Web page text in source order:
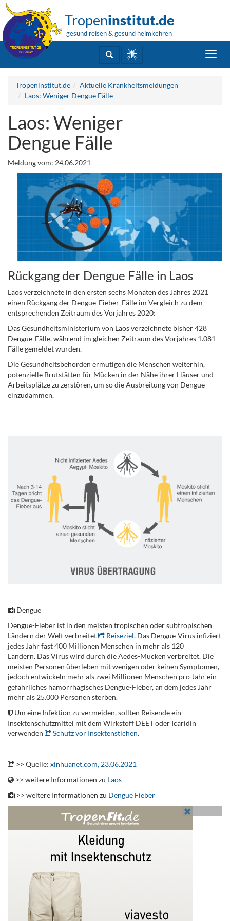
Tropeninstitut.de
gesund reisen & gesund heimkehren
Tropeninstitut.de
Aktuelle Krankheitsmeldungen
Laos: Weniger Dengue Fälle
Laos: Weniger
Dengue Fälle
Meldung vom: 24.06.2021
Rückgang der Dengue Fälle in Laos
Laos verzeichnete in den ersten sechs Monaten des Jahres 2021
einen Rückgang der Dengue-Fieber-Fälle im Vergleich zu dem
entsprechenden Zeitraum des Vorjahres 2020:
Das Gesundheitsministerium von Laos verzeichnete bisher 428
Dengue-Fälle, während im gleichen Zeitraum des Vorjahres 1.081
Fälle gemeldet wurden.
Die Gesundheitsbehörden ermutigen die Menschen weiterhin,
potenzielle Brutstätten für Mücken in der Nähe ihrer Häuser und
Arbeitsplätze zu zerstören, um so die Ausbreitung von Dengue
einzudämmen.
Dengue
Dengue-Fieber ist in den meisten tropischen oder subtropischen
Ländern der Welt verbreitet
Reiseziel. Das Dengue-Virus infiziert
jedes Jahr fast 400 Millionen Menschen in mehr als 120
Ländern. Das Virus wird durch die Aedes-Mücken verbreitet. Die
meisten Personen überleben mit wenigen oder keinen Symptomen,
jedoch entwickeln mehr als zwei Millionen Menschen pro Jahr ein
gefährliches hämorrhagisches Dengue-Fieber, an dem jedes Jahr
mehr als 25.000 Personen sterben.
Um eine Infektion zu vermeiden, sollten Reisende ein
Insektenschutzmittel mit dem Wirkstoff DEET oder Icaridin
verwenden
Schutz vor Insektenstichen.
>> Quelle: xinhuanet.com, 23.06.2021
>> weitere Informationen zu Laos
>> weitere Informationen zu Dengue Fieber